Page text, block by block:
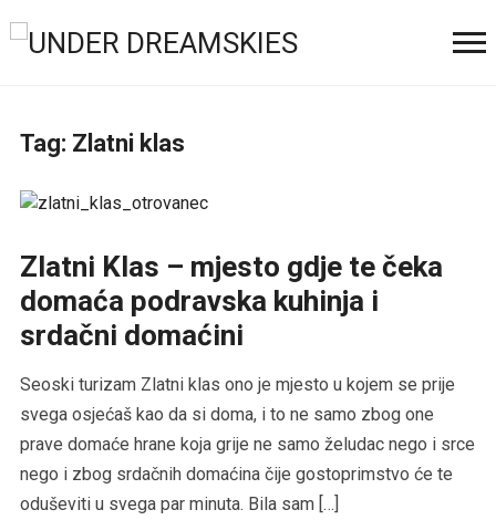
Tag: Zlatni klas
Zlatni Klas – mjesto gdje te čeka
domaća podravska kuhinja i
srdačni domaćini
Seoski turizam Zlatni klas ono je mjesto u kojem se prije
svega osjećaš kao da si doma, i to ne samo zbog one
prave domaće hrane koja grije ne samo želudac nego i srce
nego i zbog srdačnih domaćina čije gostoprimstvo će te
oduševiti u svega par minuta. Bila sam […]